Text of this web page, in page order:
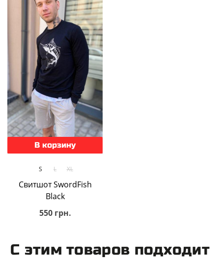
В корзину
S L XL
Свитшот SwordFish
Black
550 грн.
С этим товаров подходит